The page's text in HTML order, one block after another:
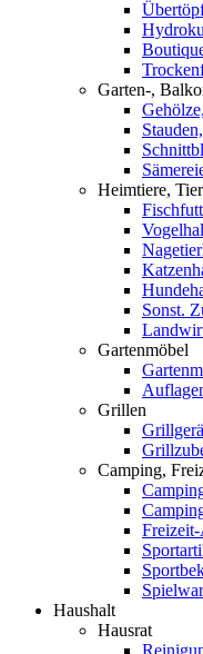
Garten-,
Heimtiere,
Sonst.
Gartenmöbel
Grillen
Camping,
Haushalt
Hausrat